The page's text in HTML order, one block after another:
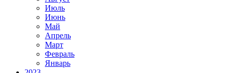
Июль
Июнь
Май
Апрель
Март
Февраль
Январь